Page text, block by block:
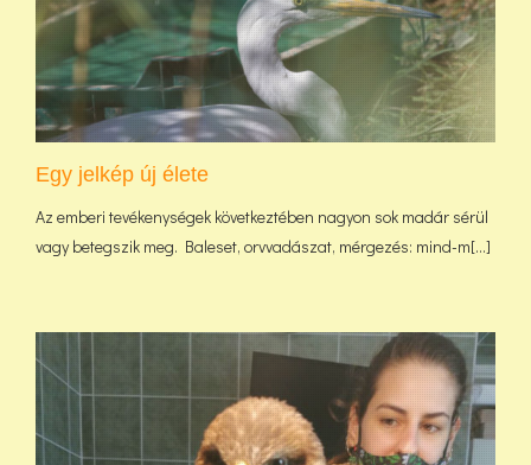
Egy jelkép új élete
Az emberi tevékenységek következtében nagyon sok madár sérül
vagy betegszik meg. Baleset, orvvadászat, mérgezés: mind-m[...]